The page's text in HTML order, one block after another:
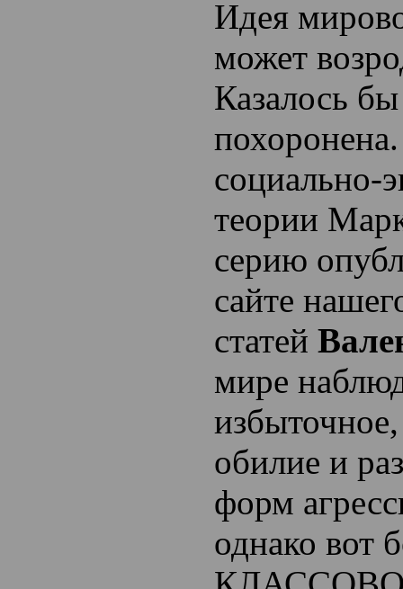
Идея
может
Казалось
социально-
теории
серию
сайте
статей
мире
обилие и
форм
однако вот